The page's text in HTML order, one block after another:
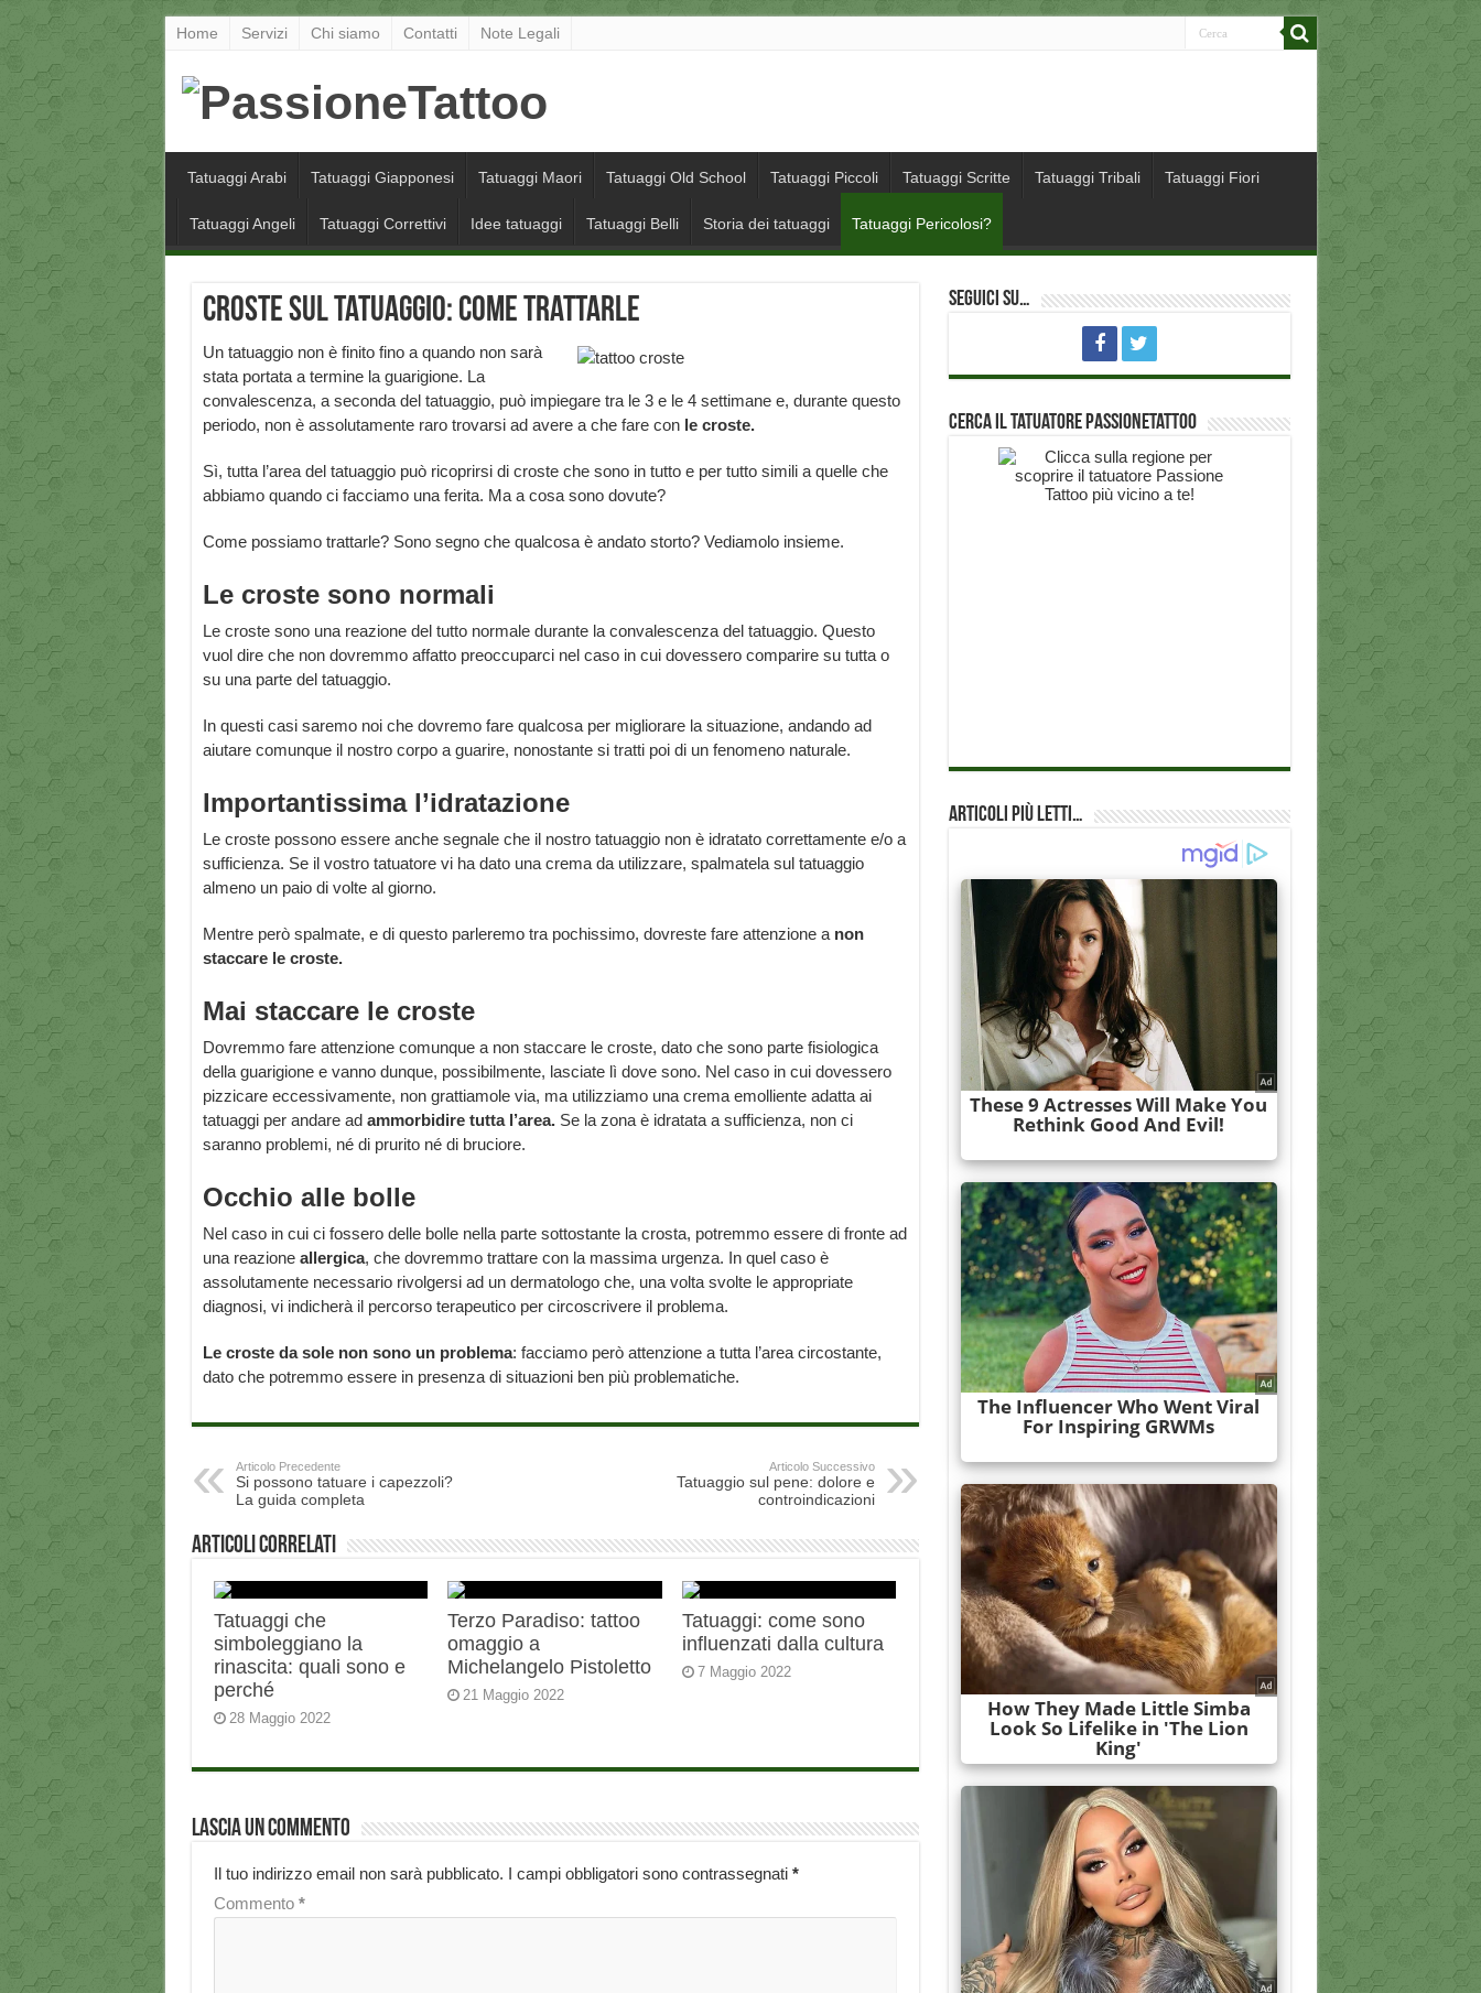
Home Servizi Chi siamo Contatti Note Legali
Tatuaggi Arabi Tatuaggi Giapponesi Tatuaggi Maori Tatuaggi Old School Tatuaggi Piccoli Tatuaggi Scritte Tatuaggi Tribali Tatuaggi Fiori
Tatuaggi Angeli Tatuaggi Correttivi Idee tatuaggi Tatuaggi Belli Storia dei tatuaggi Tatuaggi Pericolosi?
Croste sul tatuaggio: come trattarle
Un tatuaggio non è finito fino a quando non sarà
stata portata a termine la guarigione. La
convalescenza, a seconda del tatuaggio, può impiegare tra le 3 e le 4 settimane e, durante questo
periodo, non è assolutamente raro trovarsi ad avere a che fare conle croste.
Sì, tutta l’area del tatuaggio può ricoprirsi di croste che sono in tutto e per tutto simili a quelle che
abbiamo quando ci facciamo una ferita. Ma a cosa sono dovute?
Come possiamo trattarle? Sono segno che qualcosa è andato storto? Vediamolo insieme.
Le croste sono normali
Le croste sono una reazione del tutto normale durante la convalescenza del tatuaggio. Questo
vuol dire che non dovremmo affatto preoccuparci nel caso in cui dovessero comparire su tutta o
su una parte del tatuaggio.
In questi casi saremo noi che dovremo fare qualcosa per migliorare la situazione, andando ad
aiutare comunque il nostro corpo a guarire, nonostante si tratti poi di un fenomeno naturale.
Importantissima l’idratazione
Le croste possono essere anche segnale che il nostro tatuaggio non è idratato correttamente e/o a
sufficienza. Se il vostro tatuatore vi ha dato una crema da utilizzare, spalmatela sul tatuaggio
almeno un paio di volte al giorno.
Mentre però spalmate, e di questo parleremo tra pochissimo, dovreste fare attenzione a non
staccare le croste.
Mai staccare le croste
Dovremmo fare attenzione comunque a non staccare le croste, dato che sono parte fisiologica
della guarigione e vanno dunque, possibilmente, lasciate lì dove sono. Nel caso in cui dovessero
pizzicare eccessivamente, non grattiamole via, ma utilizziamo una crema emolliente adatta ai
tatuaggi per andare ad ammorbidire tutta l’area.Se la zona è idratata a sufficienza, non ci
saranno problemi, né di prurito né di bruciore.
Occhio alle bolle
Nel caso in cui ci fossero delle bolle nella parte sottostante la crosta, potremmo essere di fronte ad
una reazione allergica, che dovremmo trattare con la massima urgenza. In quel caso è
assolutamente necessario rivolgersi ad un dermatologo che, una volta svolte le appropriate
diagnosi, vi indicherà il percorso terapeutico per circoscrivere il problema.
Le croste da sole non sono un problema: facciamo però attenzione a tutta l’area circostante,
dato che potremmo essere in presenza di situazioni ben più problematiche.
Articolo Precedente
Si possono tatuare i capezzoli?
La guida completa
Articolo Successivo
Tatuaggio sul pene: dolore e
controindicazioni
Articoli correlati
Tatuaggi che
simboleggiano la
rinascita: quali sono e
perché
28 Maggio 2022
Terzo Paradiso: tattoo
omaggio a
Michelangelo Pistoletto
21 Maggio 2022
Tatuaggi: come sono
influenzati dalla cultura
7 Maggio 2022
Lascia un commento
Il tuo indirizzo email non sarà pubblicato. I campi obbligatori sono contrassegnati *
Commento *
Seguici su…
Cerca il Tatuatore PassioneTattoo
Articoli più Letti…